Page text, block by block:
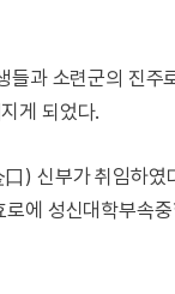
들과 소련군의 진주
게 되었다.
) 신부가 취임하였
에 성신대학부속